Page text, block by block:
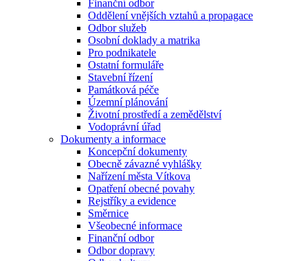
Finanční odbor
Oddělení vnějších vztahů a propagace
Odbor služeb
Osobní doklady a matrika
Pro podnikatele
Ostatní formuláře
Stavební řízení
Památková péče
Územní plánování
Životní prostředí a zemědělství
Vodoprávní úřad
Dokumenty a informace
Koncepční dokumenty
Obecně závazné vyhlášky
Nařízení města Vítkova
Opatření obecné povahy
Rejstříky a evidence
Směrnice
Všeobecné informace
Finanční odbor
Odbor dopravy